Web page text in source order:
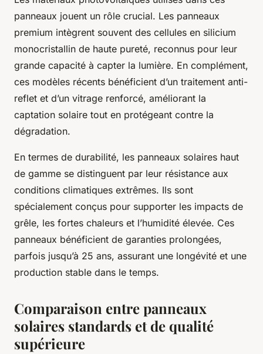
panneaux jouent un rôle crucial. Les panneaux
premium intègrent souvent des cellules en silicium
monocristallin de haute pureté, reconnus pour leur
grande capacité à capter la lumière. En complément,
ces modèles récents bénéficient d’un traitement anti-
reflet et d’un vitrage renforcé, améliorant la
captation solaire tout en protégeant contre la
dégradation.
En termes de durabilité, les panneaux solaires haut
de gamme se distinguent par leur résistance aux
conditions climatiques extrêmes. Ils sont
spécialement conçus pour supporter les impacts de
grêle, les fortes chaleurs et l’humidité élevée. Ces
panneaux bénéficient de garanties prolongées,
parfois jusqu’à 25 ans, assurant une longévité et une
production stable dans le temps.
Comparaison entre panneaux
solaires standards et de qualité
supérieure